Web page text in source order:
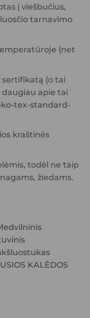
į viešbučius,
tarnavimo
(net
sertifikatą (o tai
apie tai
tex-standard-
kraštinės
todėl ne taip
žiedams.